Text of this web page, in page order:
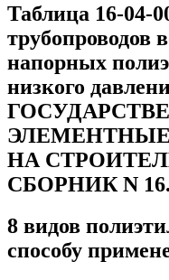
Таблица 16-04-
трубопроводов
напорных
низкого
НА
СБОРНИК N
8 видов
способу